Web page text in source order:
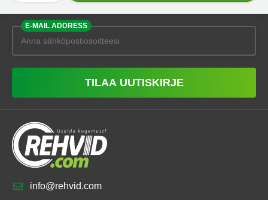
E-MAIL ADDRESS
TILAA UUTISKIRJE
info@rehvid.com